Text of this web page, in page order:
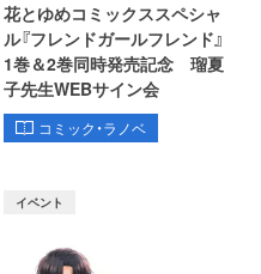
花とゆめコミックススペシャ
ル『フレンドガールフレンド』
1巻＆2巻同時発売記念 瑠夏
子先生WEBサイン会
コミック・ラノベ
イベント